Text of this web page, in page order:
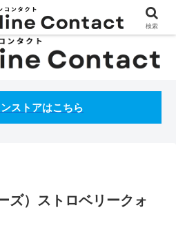
ズ通販オンラインコンタクトBLOG
ストアはこちら
ズ）ストロベリークォ
検索